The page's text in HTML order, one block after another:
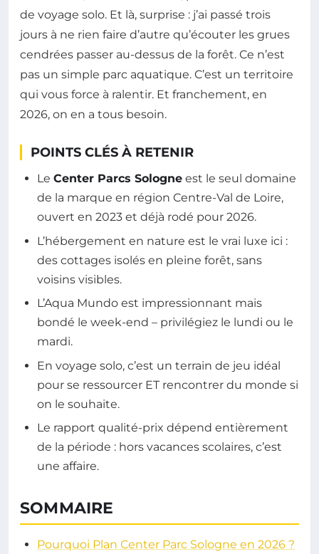
de voyage solo. Et là, surprise : j’ai passé trois
jours à ne rien faire d’autre qu’écouter les grues
cendrées passer au-dessus de la forêt. Ce n’est
pas un simple parc aquatique. C’est un territoire
qui vous force à ralentir. Et franchement, en
2026, on en a tous besoin.
POINTS CLÉS À RETENIR
Le Center Parcs Sologne est le seul domaine
de la marque en région Centre-Val de Loire,
ouvert en 2023 et déjà rodé pour 2026.
L’hébergement en nature est le vrai luxe ici :
des cottages isolés en pleine forêt, sans
voisins visibles.
L’Aqua Mundo est impressionnant mais
bondé le week-end – privilégiez le lundi ou le
mardi.
En voyage solo, c’est un terrain de jeu idéal
pour se ressourcer ET rencontrer du monde si
on le souhaite.
Le rapport qualité-prix dépend entièrement
de la période : hors vacances scolaires, c’est
une affaire.
SOMMAIRE
Pourquoi Plan Center Parc Sologne en 2026 ?